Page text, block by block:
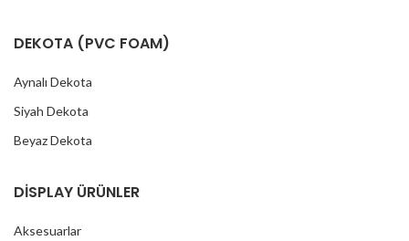
DEKOTA (PVC FOAM)
Aynalı Dekota
Siyah Dekota
Beyaz Dekota
DİSPLAY ÜRÜNLER
Aksesuarlar